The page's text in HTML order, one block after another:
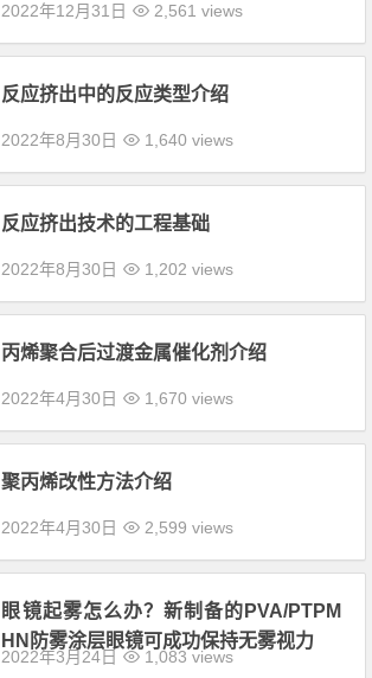
2022年12月31日 2,561 views
反应挤出中的反应类型介绍
2022年8月30日 1,640 views
反应挤出技术的工程基础
2022年8月30日 1,202 views
丙烯聚合后过渡金属催化剂介绍
2022年4月30日 1,670 views
聚丙烯改性方法介绍
2022年4月30日 2,599 views
眼镜起雾怎么办？新制备的PVA/PTPM
HN防雾涂层眼镜可成功保持无雾视力
2022年3月24日 1,083 views